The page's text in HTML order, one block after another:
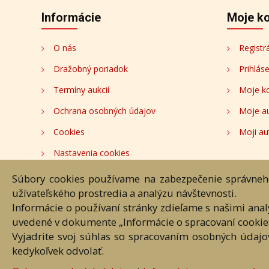
Informácie
O nás
Dražobný poriadok
Termíny aukcií
Ochrana osobných údajov
Cookies
Nastavenia cookies
Moje
Moje
Moje
Moji
Hlavná
Akékoľvek používanie
Súbory cookies používame na zabezpečenie
užívateľského prostredia a analýzu návštevnosti.
Informácie o používaní stránky zdieľame s našimi
uvedené v dokumente „Informácie o spracovaní
Vyjadrite svoj súhlas so spracovaním osobných
kedykoľvek odvolať.